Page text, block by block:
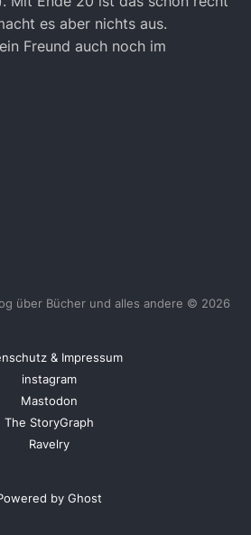
es aber nichts aus.
Freund auch noch im
über Bücher und alles andere © 2026
& Impressum
instagram
Mastodon
The StoryGraph
Ravelry
by Ghost